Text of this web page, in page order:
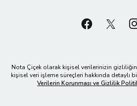
Nota Çiçek olarak kişisel verilerinizin
kişisel veri işleme süreçleri hakkında detaylı
Verilerin Korunması ve Gizlilik